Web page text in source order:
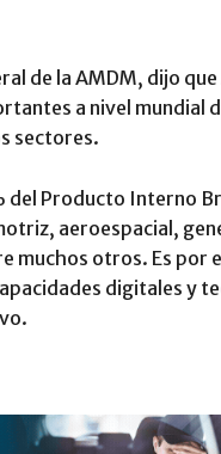
de la AMDM, dijo
a nivel mundial
sectores.
Producto Interno
aeroespacial,
otros. Es por
digitales y